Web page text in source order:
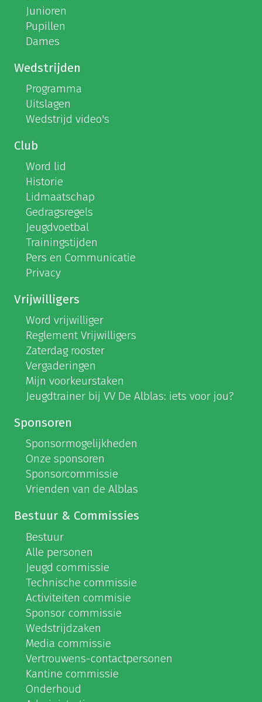
Junioren
Pupillen
Dames
Wedstrijden
Programma
Uitslagen
Wedstrijd video's
Club
Word lid
Historie
Lidmaatschap
Gedragsregels
Jeugdvoetbal
Trainingstijden
Pers en Communicatie
Privacy
Vrijwilligers
Word vrijwilliger
Reglement Vrijwilligers
Zaterdag rooster
Vergaderingen
Mijn voorkeurstaken
Jeugdtrainer bij VV De Alblas: iets voor jou?
Sponsoren
Sponsormogelijkheden
Onze sponsoren
Sponsorcommissie
Vrienden van de Alblas
Bestuur & Commissies
Bestuur
Alle personen
Jeugd commissie
Technische commissie
Activiteiten commisie
Sponsor commissie
Wedstrijdzaken
Media commissie
Vertrouwens-contactpersonen
Kantine commissie
Onderhoud